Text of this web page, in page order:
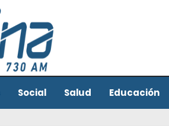
Social Salud Educación